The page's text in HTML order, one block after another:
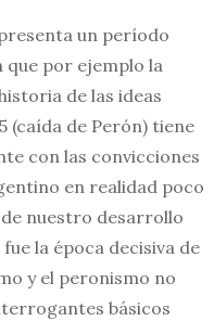
un período
que por ejemplo la
de las ideas
(caída de Perón) tiene
con las convicciones
en realidad poco
nuestro desarrollo
la época decisiva de
y el peronismo no
básicos